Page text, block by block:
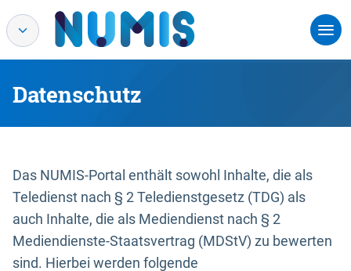
Datenschutz
Das NUMIS-Portal enthält sowohl Inhalte, die als
Teledienst nach § 2 Teledienstgesetz (TDG) als
auch Inhalte, die als Mediendienst nach § 2
Mediendienste-Staatsvertrag (MDStV) zu bewerten
sind. Hierbei werden folgende